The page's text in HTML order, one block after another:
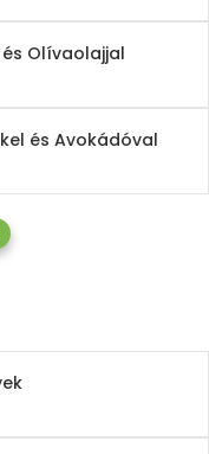
és Olívaolajjal
és Avokádóval